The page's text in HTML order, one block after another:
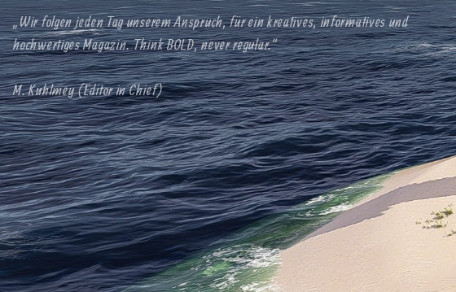
„Wir folgen jeden Tag unserem Anspruch, für ein kreatives, informatives und
hochwertiges Magazin. Think BOLD, never regular.“
M. Kuhlmey (Editor in Chief)